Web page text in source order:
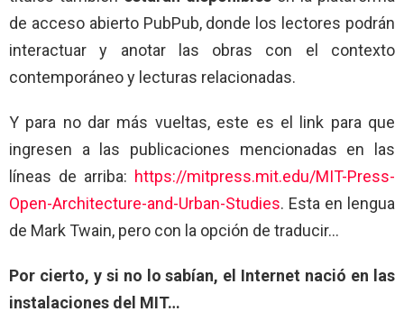
de acceso abierto PubPub, donde los lectores podrán
interactuar y anotar las obras con el contexto
contemporáneo y lecturas relacionadas.
Y para no dar más vueltas, este es el link para que
ingresen a las publicaciones mencionadas en las
líneas de arriba: https://mitpress.mit.edu/MIT-Press-
Open-Architecture-and-Urban-Studies. Esta en lengua
de Mark Twain, pero con la opción de traducir…
Por cierto, y si no lo sabían, el Internet nació en las
instalaciones del MIT…